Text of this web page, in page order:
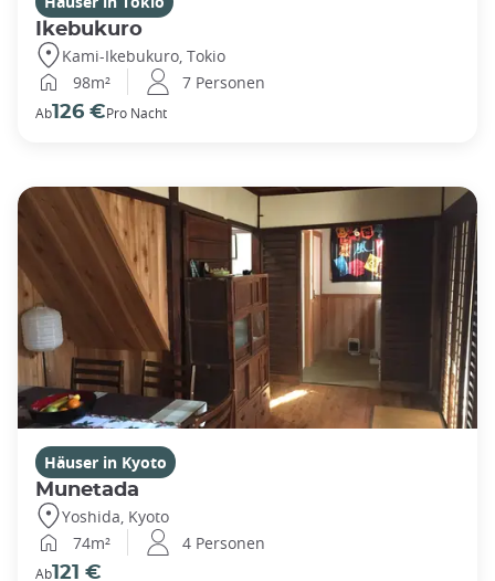
Ikebukuro
Kami-Ikebukuro, Tokio
98m²
7 Personen
Ab126 €Pro Nacht
Häuser in Kyoto
Munetada
Yoshida, Kyoto
74m²
4 Personen
Ab121 €